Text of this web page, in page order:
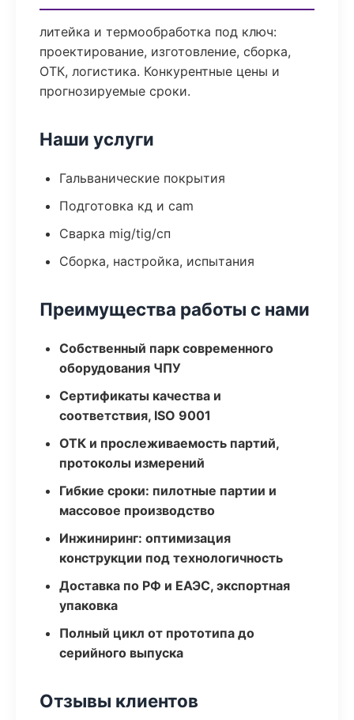
литейка и термообработка под ключ:
проектирование, изготовление, сборка,
ОТК, логистика. Конкурентные цены и
прогнозируемые сроки.
Наши услуги
Гальванические покрытия
Подготовка кд и cam
Сварка mig/tig/сп
Сборка, настройка, испытания
Преимущества работы с нами
Собственный парк современного
оборудования ЧПУ
Сертификаты качества и
соответствия, ISO 9001
ОТК и прослеживаемость партий,
протоколы измерений
Гибкие сроки: пилотные партии и
массовое производство
Инжиниринг: оптимизация
конструкции под технологичность
Доставка по РФ и ЕАЭС, экспортная
упаковка
Полный цикл от прототипа до
серийного выпуска
Отзывы клиентов